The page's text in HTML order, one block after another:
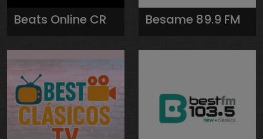
Beats Online CR Besame 89.9 FM